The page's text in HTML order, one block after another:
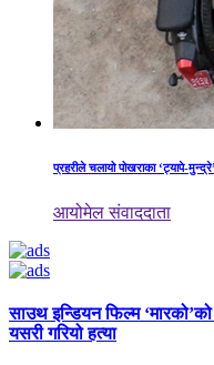
प्रहरीले चलायो पोखराका ‘ट्यापे-
आयोमेल संवाददाता
साउथ इन्डियन फिल्म
यसरी गरियो हत्या